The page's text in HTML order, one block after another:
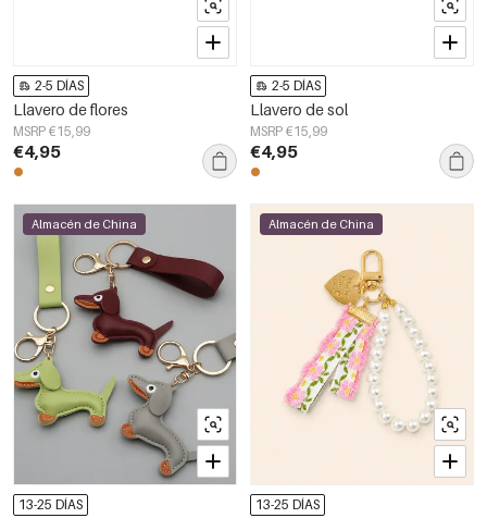
2-5 DÍAS
Llavero de flores
MSRP €15,99
€4,95
2-5 DÍAS
Llavero de sol
MSRP €15,99
€4,95
Almacén de China
13-25 DÍAS
Almacén de China
13-25 DÍAS